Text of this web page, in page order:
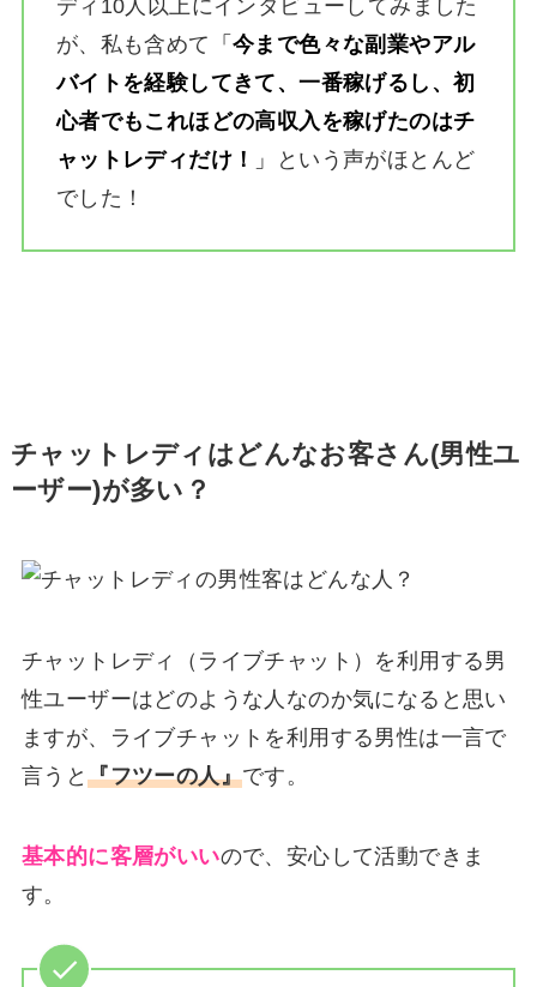
ディ10人以上にインタビューしてみました
が、私も含めて
「今まで色々な副業やアル
バイトを経験してきて、一番稼げるし、初
心者でもこれほどの高収入を稼げたのはチ
ャットレディだけ！
」
という声がほとんど
でした！
チャットレディはどんなお客さん(男性ユ
ーザー)が多い？
チャットレディ（ライブチャット）を利用する男
性ユーザーはどのような人なのか気になると思い
ますが、ライブチャットを利用する男性は一言で
言うと『フツーの人』です。
基本的に客層がいいので、安心して活動できま
す。